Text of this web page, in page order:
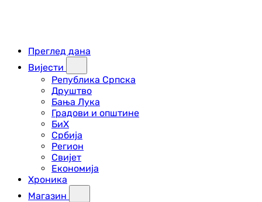
Преглед дана
Вијести
Република Српска
Друштво
Бања Лука
Градови и општине
БиХ
Србија
Регион
Свијет
Економија
Хроника
Магазин